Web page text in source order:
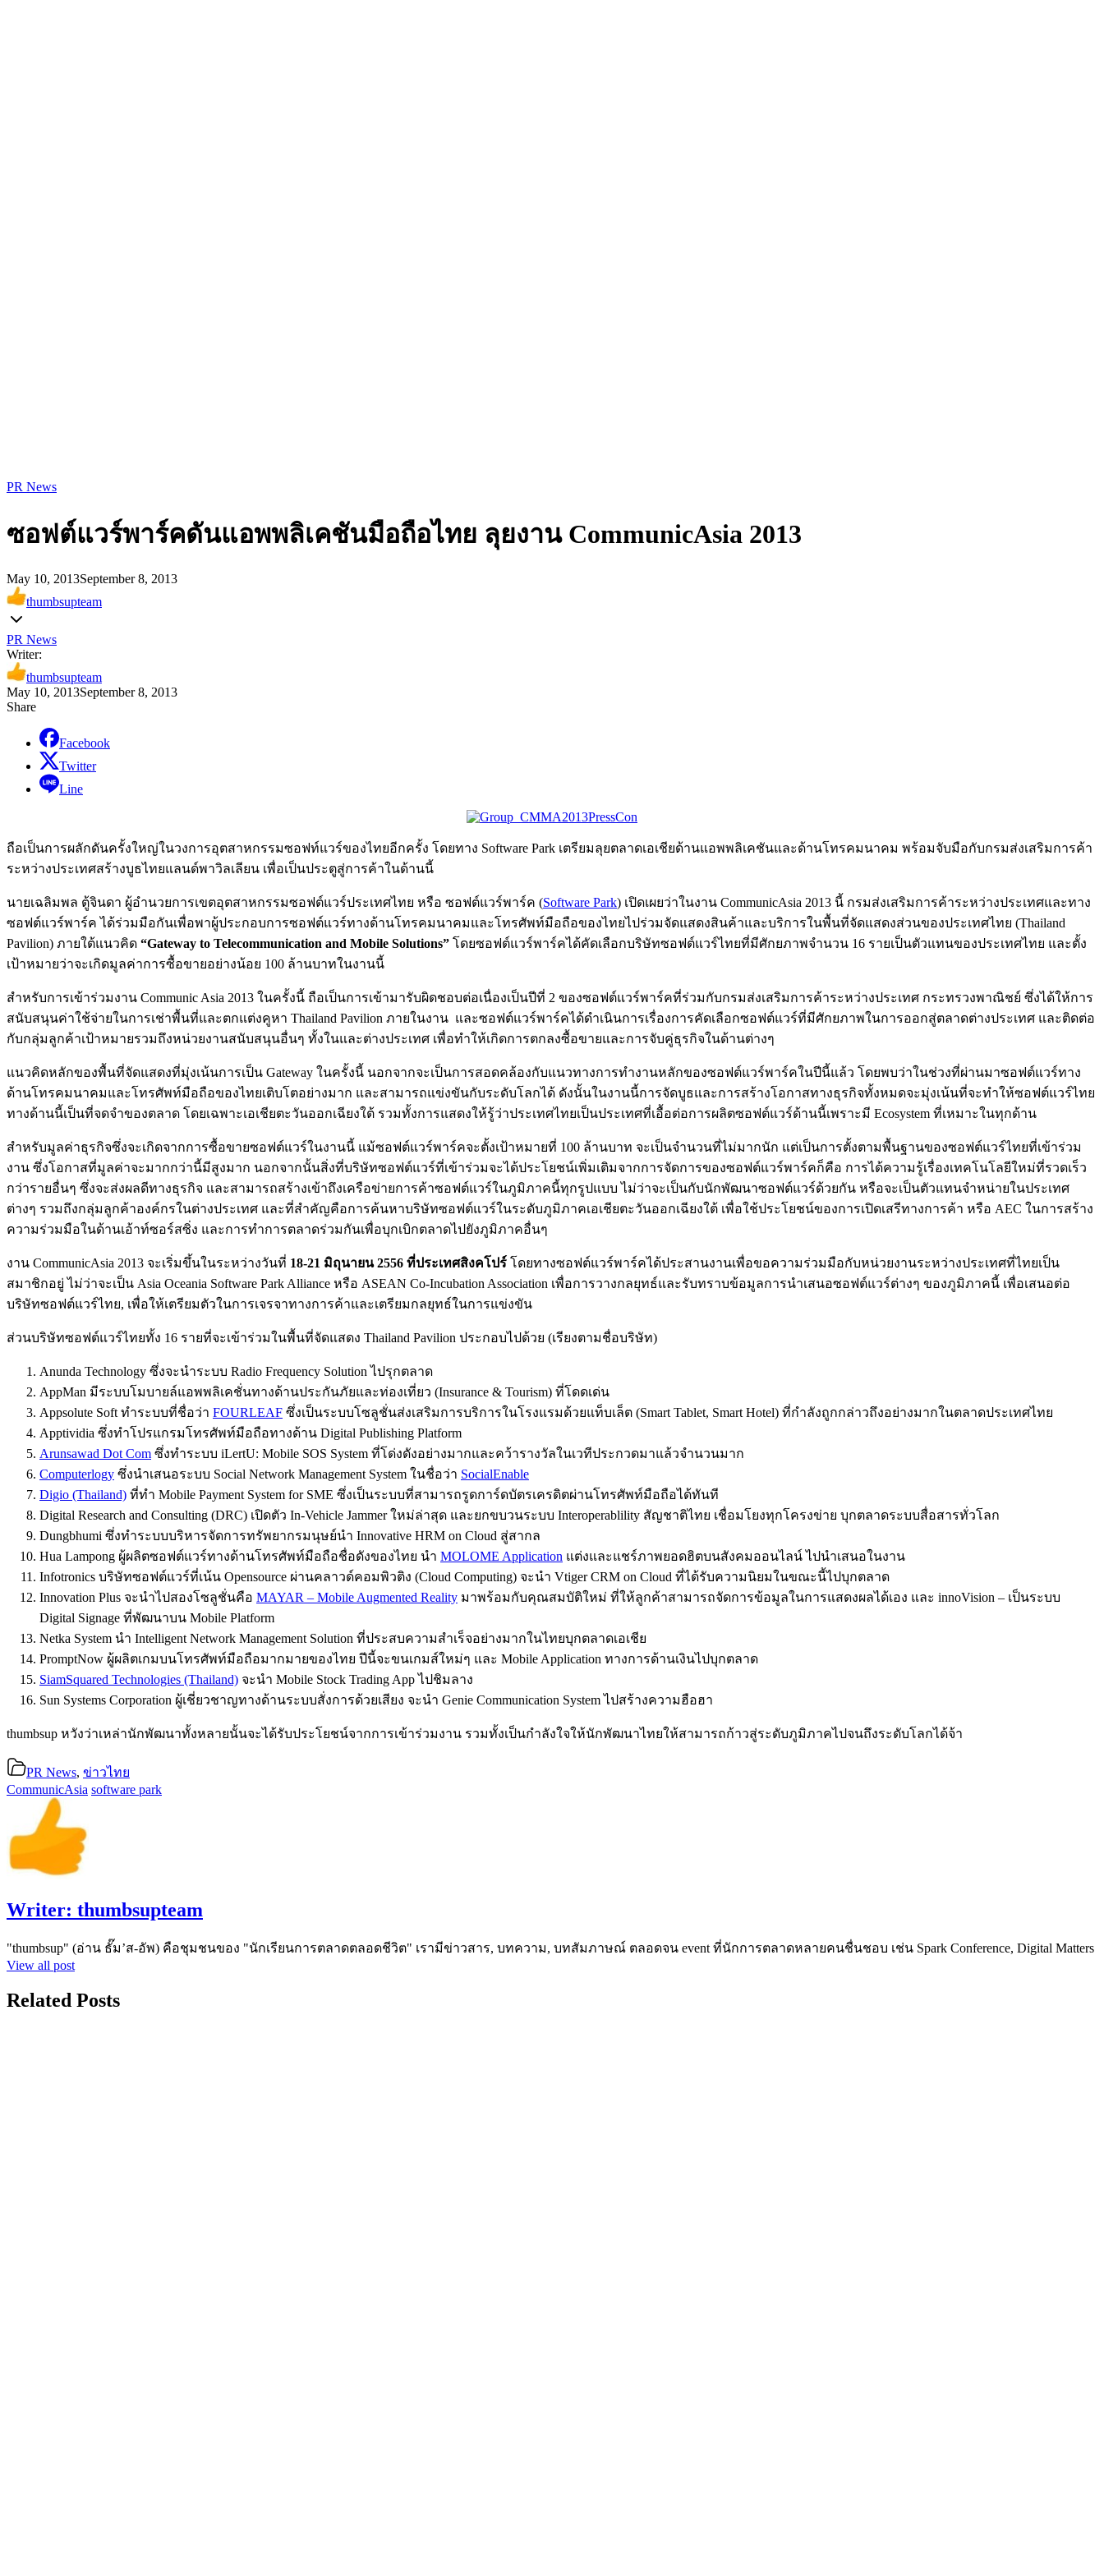
PR News
ซอฟต์แวร์พาร์คดันแอพพลิเคชันมือถือไทย ลุยงาน CommunicAsia 2013
May 10, 2013September 8, 2013
thumbsupteam
PR News
Writer:
thumbsupteam
May 10, 2013September 8, 2013
Share
Facebook
Twitter
Line
ถือเป็นการผลักดันครั้งใหญ่ในวงการอุตสาหกรรมซอฟท์แวร์ของไทยอีกครั้ง โดยทาง Software Park เตรียมลุยตลาดเอเชียด้านแอพพลิเคชันและด้านโทรคมนาคม พร้อมจับมือกับกรมส่งเสริมการค้า
ระหว่างประเทศสร้างบูธไทยแลนด์พาวิลเลียน เพื่อเป็นประตูสู่การค้าในด้านนี้
นายเฉลิมพล ตู้จินดา ผู้อำนวยการเขตอุตสาหกรรมซอฟต์แวร์ประเทศไทย หรือ ซอฟต์แวร์พาร์ค (Software Park) เปิดเผยว่าในงาน CommunicAsia 2013 นี้ กรมส่งเสริมการค้าระหว่างประเทศและทาง
ซอฟต์แวร์พาร์ค ได้ร่วมมือกันเพื่อพาผู้ประกอบการซอฟต์แวร์ทางด้านโทรคมนาคมและโทรศัพท์มือถือของไทยไปร่วมจัดแสดงสินค้าและบริการในพื้นที่จัดแสดงส่วนของประเทศไทย (Thailand
Pavilion) ภายใต้แนวคิด “Gateway to Telecommunication and Mobile Solutions” โดยซอฟต์แวร์พาร์คได้คัดเลือกบริษัทซอฟต์แวร์ไทยที่มีศักยภาพจำนวน 16 รายเป็นตัวแทนของประเทศไทย และตั้ง
เป้าหมายว่าจะเกิดมูลค่าการซื้อขายอย่างน้อย 100 ล้านบาทในงานนี้
สำหรับการเข้าร่วมงาน Communic Asia 2013 ในครั้งนี้ ถือเป็นการเข้ามารับผิดชอบต่อเนื่องเป็นปีที่ 2 ของซอฟต์แวร์พาร์คที่ร่วมกับกรมส่งเสริมการค้าระหว่างประเทศ กระทรวงพาณิชย์ ซึ่งได้ให้การ
สนับสนุนค่าใช้จ่ายในการเช่าพื้นที่และตกแต่งคูหา Thailand Pavilion ภายในงาน และซอฟต์แวร์พาร์คได้ดำเนินการเรื่องการคัดเลือกซอฟต์แวร์ที่มีศักยภาพในการออกสู่ตลาดต่างประเทศ และติดต่อ
กับกลุ่มลูกค้าเป้าหมายรวมถึงหน่วยงานสนับสนุนอื่นๆ ทั้งในและต่างประเทศ เพื่อทำให้เกิดการตกลงซื้อขายและการจับคู่ธุรกิจในด้านต่างๆ
แนวคิดหลักของพื้นที่จัดแสดงที่มุ่งเน้นการเป็น Gateway ในครั้งนี้ นอกจากจะเป็นการสอดคล้องกับแนวทางการทำงานหลักของซอฟต์แวร์พาร์คในปีนี้แล้ว โดยพบว่าในช่วงที่ผ่านมาซอฟต์แวร์ทาง
ด้านโทรคมนาคมและโทรศัพท์มือถือของไทยเติบโตอย่างมาก และสามารถแข่งขันกับระดับโลกได้ ดังนั้นในงานนี้การจัดบูธและการสร้างโอกาสทางธุรกิจทั้งหมดจะมุ่งเน้นที่จะทำให้ซอฟต์แวร์ไทย
ทางด้านนี้เป็นที่จดจำของตลาด โดยเฉพาะเอเชียตะวันออกเฉียงใต้ รวมทั้งการแสดงให้รู้ว่าประเทศไทยเป็นประเทศที่เอื้อต่อการผลิตซอฟต์แวร์ด้านนี้เพราะมี Ecosystem ที่เหมาะในทุกด้าน
สำหรับมูลค่าธุรกิจซึ่งจะเกิดจากการซื้อขายซอฟต์แวร์ในงานนี้ แม้ซอฟต์แวร์พาร์คจะตั้งเป้าหมายที่ 100 ล้านบาท จะเป็นจำนวนที่ไม่มากนัก แต่เป็นการตั้งตามพื้นฐานของซอฟต์แวร์ไทยที่เข้าร่วม
งาน ซึ่งโอกาสที่มูลค่าจะมากกว่านี้มีสูงมาก นอกจากนั้นสิ่งที่บริษัทซอฟต์แวร์ที่เข้าร่วมจะได้ประโยชน์เพิ่มเติมจากการจัดการของซอฟต์แวร์พาร์คก็คือ การได้ความรู้เรื่องเทคโนโลยีใหม่ที่รวดเร็ว
กว่ารายอื่นๆ ซึ่งจะส่งผลดีทางธุรกิจ และสามารถสร้างเข้าถึงเครือข่ายการค้าซอฟต์แวร์ในภูมิภาคนี้ทุกรูปแบบ ไม่ว่าจะเป็นกับนักพัฒนาซอฟต์แวร์ด้วยกัน หรือจะเป็นตัวแทนจำหน่ายในประเทศ
ต่างๆ รวมถึงกลุ่มลูกค้าองค์กรในต่างประเทศ และที่สำคัญคือการค้นหาบริษัทซอฟต์แวร์ในระดับภูมิภาคเอเชียตะวันออกเฉียงใต้ เพื่อใช้ประโยชน์ของการเปิดเสรีทางการค้า หรือ AEC ในการสร้าง
ความร่วมมือในด้านเอ้าท์ซอร์สซิ่ง และการทำการตลาดร่วมกันเพื่อบุกเบิกตลาดไปยังภูมิภาคอื่นๆ
งาน CommunicAsia 2013 จะเริ่มขึ้นในระหว่างวันที่ 18-21 มิถุนายน 2556 ที่ประเทศสิงคโปร์ โดยทางซอฟต์แวร์พาร์คได้ประสานงานเพื่อขอความร่วมมือกับหน่วยงานระหว่างประเทศที่ไทยเป็น
สมาชิกอยู่ ไม่ว่าจะเป็น Asia Oceania Software Park Alliance หรือ ASEAN Co-Incubation Association เพื่อการวางกลยุทธ์และรับทราบข้อมูลการนำเสนอซอฟต์แวร์ต่างๆ ของภูมิภาคนี้ เพื่อเสนอต่อ
บริษัทซอฟต์แวร์ไทย, เพื่อให้เตรียมตัวในการเจรจาทางการค้าและเตรียมกลยุทธ์ในการแข่งขัน
ส่วนบริษัทซอฟต์แวร์ไทยทั้ง 16 รายที่จะเข้าร่วมในพื้นที่จัดแสดง Thailand Pavilion ประกอบไปด้วย (เรียงตามชื่อบริษัท)
Anunda Technology ซึ่งจะนำระบบ Radio Frequency Solution ไปรุกตลาด
AppMan มีระบบโมบายล์แอพพลิเคชั่นทางด้านประกันภัยและท่องเที่ยว (Insurance & Tourism) ที่โดดเด่น
Appsolute Soft ทำระบบที่ชื่อว่า FOURLEAF ซึ่งเป็นระบบโซลูชั่นส่งเสริมการบริการในโรงแรมด้วยแท็บเล็ต (Smart Tablet, Smart Hotel) ที่กำลังถูกกล่าวถึงอย่างมากในตลาดประเทศไทย
Apptividia ซึ่งทำโปรแกรมโทรศัพท์มือถือทางด้าน Digital Publishing Platform
Arunsawad Dot Com ซึ่งทำระบบ iLertU: Mobile SOS System ที่โด่งดังอย่างมากและคว้ารางวัลในเวทีประกวดมาแล้วจำนวนมาก
Computerlogy ซึ่งนำเสนอระบบ Social Network Management System ในชื่อว่า SocialEnable
Digio (Thailand) ที่ทำ Mobile Payment System for SME ซึ่งเป็นระบบที่สามารถรูดการ์ดบัตรเครดิตผ่านโทรศัพท์มือถือได้ทันที
Digital Research and Consulting (DRC) เปิดตัว In-Vehicle Jammer ใหม่ล่าสุด และยกขบวนระบบ Interoperablility สัญชาติไทย เชื่อมโยงทุกโครงข่าย บุกตลาดระบบสื่อสารทั่วโลก
Dungbhumi ซึ่งทำระบบบริหารจัดการทรัพยากรมนุษย์นำ Innovative HRM on Cloud สู่สากล
Hua Lampong ผู้ผลิตซอฟต์แวร์ทางด้านโทรศัพท์มือถือชื่อดังของไทย นำ MOLOME Application แต่งและแชร์ภาพยอดฮิตบนสังคมออนไลน์ ไปนำเสนอในงาน
Infotronics บริษัทซอฟต์แวร์ที่เน้น Opensource ผ่านคลาวด์คอมพิวติง (Cloud Computing) จะนำ Vtiger CRM on Cloud ที่ได้รับความนิยมในขณะนี้ไปบุกตลาด
Innovation Plus จะนำไปสองโซลูชั่นคือ MAYAR – Mobile Augmented Reality มาพร้อมกับคุณสมบัติใหม่ ที่ให้ลูกค้าสามารถจัดการข้อมูลในการแสดงผลได้เอง และ innoVision – เป็นระบบ
Digital Signage ที่พัฒนาบน Mobile Platform
Netka System นำ Intelligent Network Management Solution ที่ประสบความสำเร็จอย่างมากในไทยบุกตลาดเอเชีย
PromptNow ผู้ผลิตเกมบนโทรศัพท์มือถือมากมายของไทย ปีนี้จะขนเกมส์ใหม่ๆ และ Mobile Application ทางการด้านเงินไปบุกตลาด
SiamSquared Technologies (Thailand) จะนำ Mobile Stock Trading App ไปชิมลาง
Sun Systems Corporation ผู้เชี่ยวชาญทางด้านระบบสั่งการด้วยเสียง จะนำ Genie Communication System ไปสร้างความฮือฮา
thumbsup หวังว่าเหล่านักพัฒนาทั้งหลายนั้นจะได้รับประโยชน์จากการเข้าร่วมงาน รวมทั้งเป็นกำลังใจให้นักพัฒนาไทยให้สามารถก้าวสู่ระดับภูมิภาคไปจนถึงระดับโลกได้จ้า
PR News, ข่าวไทย
CommunicAsia software park
Writer: thumbsupteam
"thumbsup" (อ่าน ธั๊ม’ส-อัพ) คือชุมชนของ "นักเรียนการตลาดตลอดชีวิต" เรามีข่าวสาร, บทความ, บทสัมภาษณ์ ตลอดจน event ที่นักการตลาดหลายคนชื่นชอบ เช่น Spark Conference, Digital Matters
View all post
Related Posts